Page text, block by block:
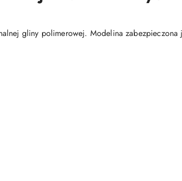
gliny polimerowej. Modelina zabezpieczona